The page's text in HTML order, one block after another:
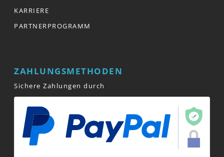
KARRIERE
PARTNERPROGRAMM
ZAHLUNGSMETHODEN
Sichere Zahlungen durch